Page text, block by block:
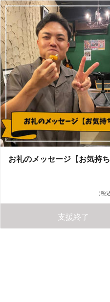
お礼のメッセージ【お気持ち
（税
支援終了